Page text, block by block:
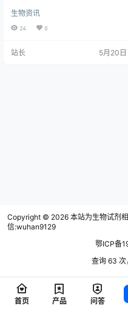
用网站，涵盖资质认证、标准查
询、法规查阅、业务办理等核心场
生物资讯
24 0
站长 5月20日
Copyright © 2026 本站为生物试剂
信:wuhan9129
鄂ICP备
查询 63 次
首页 产品 问答